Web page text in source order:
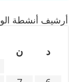
أرشيف أنشطة
د
ن